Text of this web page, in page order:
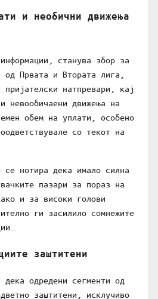
и необични движења
станува збор за
од Првата и Втората лига,
натпревари, кај
невообичаени движења на
обем на уплати, особено
со текот на
нотира дека имало силна
пазари за пораз на
и за високи голови
ги засилило сомнежите
заштитени
дека одредени сегменти од
заштитени, исклучиво